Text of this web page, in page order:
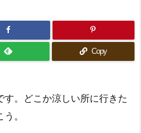
Copy
。どこか涼しい所に行きた
。